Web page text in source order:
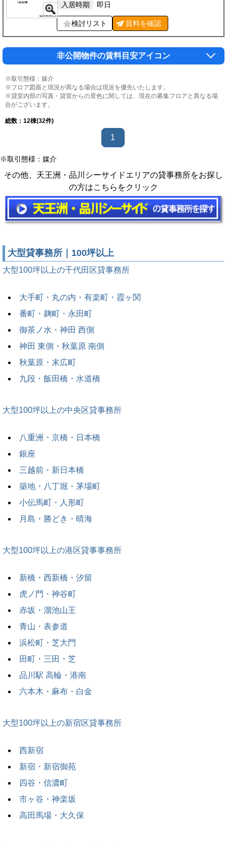
入居時期
即日
検討リスト 賃料を確認
非公開物件の賃料目安アイコン
※取引態様：媒介
※フロア図面と現況が異なる場合は現況を優先いたします。
※貸室内部の写真・貸室からの景色に関しては、現在の募集フロアと異なる場
合がございます。
総数： 12棟(32件)
1
※取引態様：媒介
その他、天王洲・品川シーサイドエリアの貸事務所をお探し
の方はこちらをクリック
大型貸事務所｜100坪以上
大型100坪以上の千代田区貸事務所
大手町・丸の内・有楽町・霞ヶ関
番町・麹町・永田町
御茶ノ水・神田 西側
神田 東側・秋葉原 南側
秋葉原・末広町
九段・飯田橋・水道橋
大型100坪以上の中央区貸事務所
八重洲・京橋・日本橋
銀座
三越前・新日本橋
築地・八丁堀・茅場町
小伝馬町・人形町
月島・勝どき・晴海
大型100坪以上の港区貸事事務所
新橋・西新橋・汐留
虎ノ門・神谷町
赤坂・溜池山王
青山・表参道
浜松町・芝大門
田町・三田・芝
品川駅 高輪・港南
六本木・麻布・白金
大型100坪以上の新宿区貸事務所
西新宿
新宿・新宿御苑
四谷・信濃町
市ヶ谷・神楽坂
高田馬場・大久保